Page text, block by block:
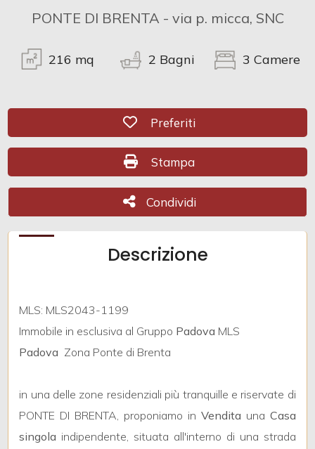
PONTE DI BRENTA - via p. micca, SNC
216 mq 2 Bagni 3 Camere
Preferiti: Cod. CR3030
Preferiti
Stampa: Cod. CR3030
Stampa
Condividi
Condividi
Descrizione
MLS: MLS2043-1199
Immobile in esclusiva al Gruppo Padova MLS
Padova  Zona Ponte di Brenta
in una delle zone residenziali più tranquille e riservate di
PONTE DI BRENTA, proponiamo in Vendita una Casa
singola indipendente, situata all'interno di una strada
mq
Locali
minimi
1